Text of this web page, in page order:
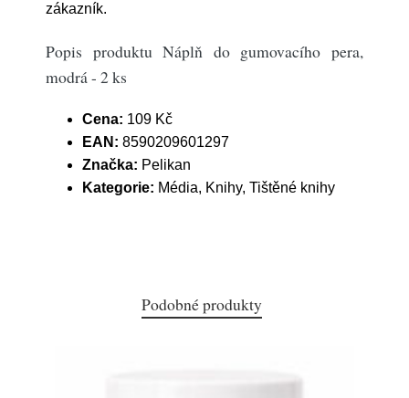
zákazník.
Popis produktu Náplň do gumovacího pera,
modrá - 2 ks
Cena: 109 Kč
EAN: 8590209601297
Značka: Pelikan
Kategorie: Média, Knihy, Tištěné knihy
Podobné produkty